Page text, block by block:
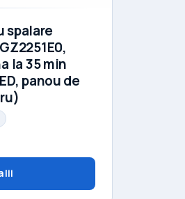
spalare
la 35 min
panou de